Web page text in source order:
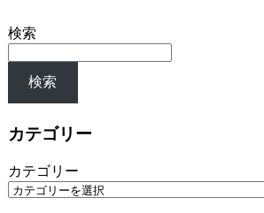
検索
検索
カテゴリー
カテゴリー